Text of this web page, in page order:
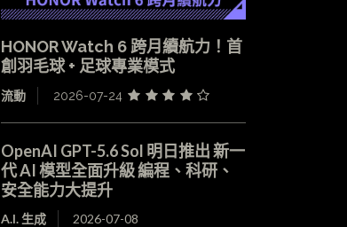
HONOR Watch 6 跨月續航力！首
創羽毛球 + 足球專業模式
流動 2026-07-24
OpenAI GPT-5.6 Sol 明日推出 新一
代 AI 模型全面升級 編程、科研、
安全能力大提升
A.I. 生成 2026-07-08